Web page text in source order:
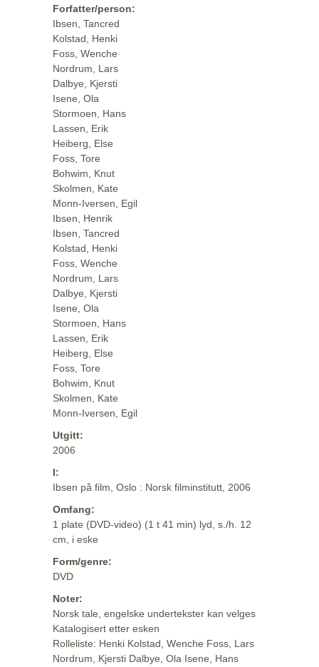
Forfatter/person:
Ibsen, Tancred
Kolstad, Henki
Foss, Wenche
Nordrum, Lars
Dalbye, Kjersti
Isene, Ola
Stormoen, Hans
Lassen, Erik
Heiberg, Else
Foss, Tore
Bohwim, Knut
Skolmen, Kate
Monn-Iversen, Egil
Ibsen, Henrik
Ibsen, Tancred
Kolstad, Henki
Foss, Wenche
Nordrum, Lars
Dalbye, Kjersti
Isene, Ola
Stormoen, Hans
Lassen, Erik
Heiberg, Else
Foss, Tore
Bohwim, Knut
Skolmen, Kate
Monn-Iversen, Egil
Utgitt:
2006
I:
Ibsen på film, Oslo : Norsk filminstitutt, 2006
Omfang:
1 plate (DVD-video) (1 t 41 min) lyd, s./h. 12
cm, i eske
Form/genre:
DVD
Noter:
Norsk tale, engelske undertekster kan velges
Katalogisert etter esken
Rolleliste: Henki Kolstad, Wenche Foss, Lars
Nordrum, Kjersti Dalbye, Ola Isene, Hans